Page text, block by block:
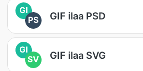
GI
PS
GIF ilaa PSD
GI
SV
GIF ilaa SVG